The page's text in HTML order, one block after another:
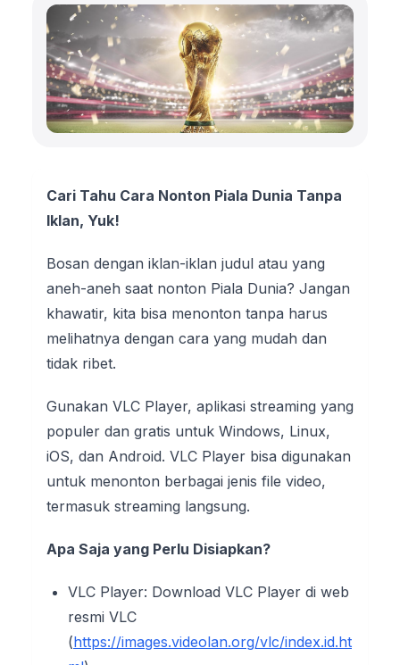
Cari Tahu Cara Nonton Piala Dunia Tanpa
Iklan, Yuk!
Bosan dengan iklan-iklan judul atau yang
aneh-aneh saat nonton Piala Dunia? Jangan
khawatir, kita bisa menonton tanpa harus
melihatnya dengan cara yang mudah dan
tidak ribet.
Gunakan VLC Player, aplikasi streaming yang
populer dan gratis untuk Windows, Linux,
iOS, dan Android. VLC Player bisa digunakan
untuk menonton berbagai jenis file video,
termasuk streaming langsung.
Apa Saja yang Perlu Disiapkan?
VLC Player: Download VLC Player di web
resmi VLC
(https://images.videolan.org/vlc/index.id.ht